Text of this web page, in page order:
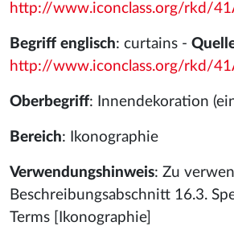
http://www.iconclass.org/rkd/
Begriff englisch: curtains -
http://www.iconclass.org/rkd/
Oberbegriff: Innendekoration
Bereich: Ikonographie
Verwendungshinweis: Zu
Beschreibungsabschnitt 16.3.
Terms [Ikonographie]